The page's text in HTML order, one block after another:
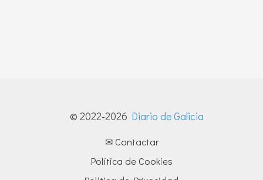
© 2022-2026 Diario de Galicia
✉ Contactar
Política de Cookies